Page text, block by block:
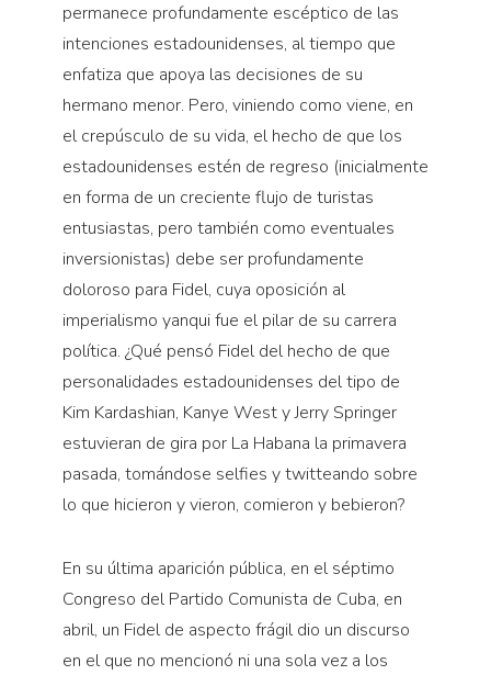
permanece profundamente escéptico de las
intenciones estadounidenses, al tiempo que
enfatiza que apoya las decisiones de su
hermano menor. Pero, viniendo como viene, en
el crepúsculo de su vida, el hecho de que los
estadounidenses estén de regreso (inicialmente
en forma de un creciente flujo de turistas
entusiastas, pero también como eventuales
inversionistas) debe ser profundamente
doloroso para Fidel, cuya oposición al
imperialismo yanqui fue el pilar de su carrera
política. ¿Qué pensó Fidel del hecho de que
personalidades estadounidenses del tipo de
Kim Kardashian, Kanye West y Jerry Springer
estuvieran de gira por La Habana la primavera
pasada, tomándose selfies y twitteando sobre
lo que hicieron y vieron, comieron y bebieron?
En su última aparición pública, en el séptimo
Congreso del Partido Comunista de Cuba, en
abril, un Fidel de aspecto frágil dio un discurso
en el que no mencionó ni una sola vez a los